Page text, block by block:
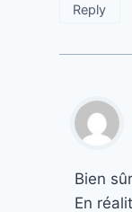
Reply
Bien
En